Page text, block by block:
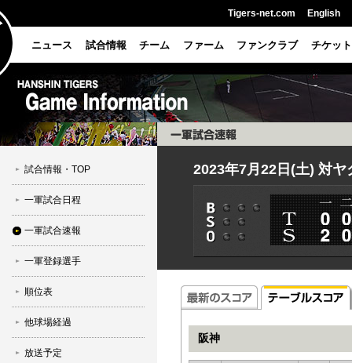
Tigers-net.com English
ニュース 試合情報 チーム ファーム ファンクラブ チケット
試合情報・TOP
一軍試合日程
一軍試合速報
一軍登録選手
順位表
他球場経過
放送予定
2023年7月22日(土) 対ヤ
阪神